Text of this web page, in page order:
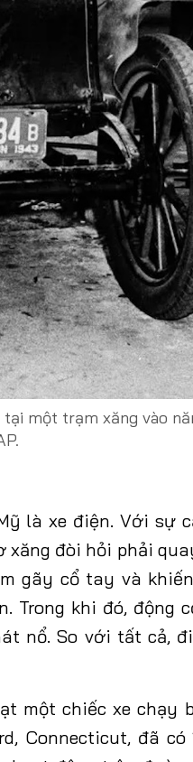
một trạm xăng vào
là xe điện. Với sự
đòi hỏi phải
gãy cổ tay và
Trong khi đó, động
nổ. So với tất cả,
một chiếc xe chạy
Connecticut, đã có